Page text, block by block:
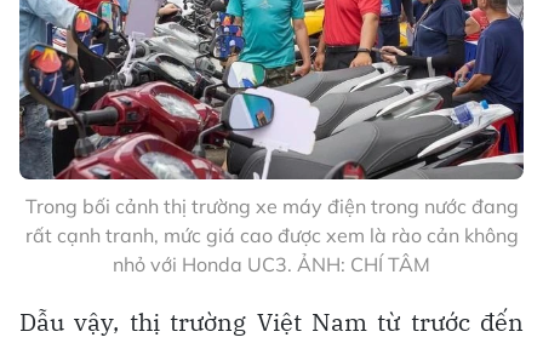
Trong bối cảnh thị trường xe máy điện trong nước đang
rất cạnh tranh, mức giá cao được xem là rào cản không
nhỏ với Honda UC3. ẢNH: CHÍ TÂM
Dẫu vậy, thị trường Việt Nam từ trước đến